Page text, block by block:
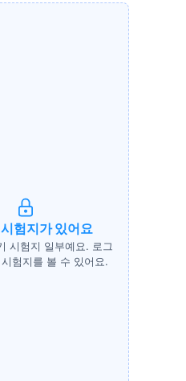
험지가 있어요
시험지 일부예요. 로그
험지를 볼 수 있어요.